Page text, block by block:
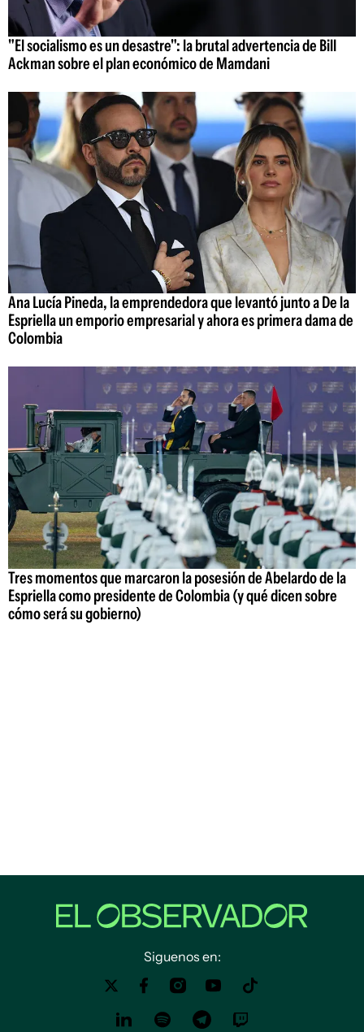
"El socialismo es un desastre": la brutal advertencia de Bill
Ackman sobre el plan económico de Mamdani
Ana Lucía Pineda, la emprendedora que levantó junto a De la
Espriella un emporio empresarial y ahora es primera dama de
Colombia
Tres momentos que marcaron la posesión de Abelardo de la
Espriella como presidente de Colombia (y qué dicen sobre
cómo será su gobierno)
Siguenos en: